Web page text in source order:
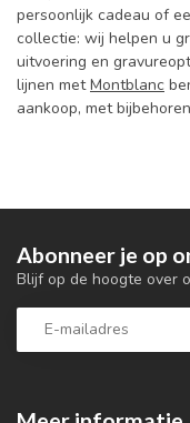
persoonlijk cadeau of
collectie: wij helpen u
uitvoering en
lijnen metMontblanc
aankoop, met
Abonneer je op
Blijf op de hoogte over